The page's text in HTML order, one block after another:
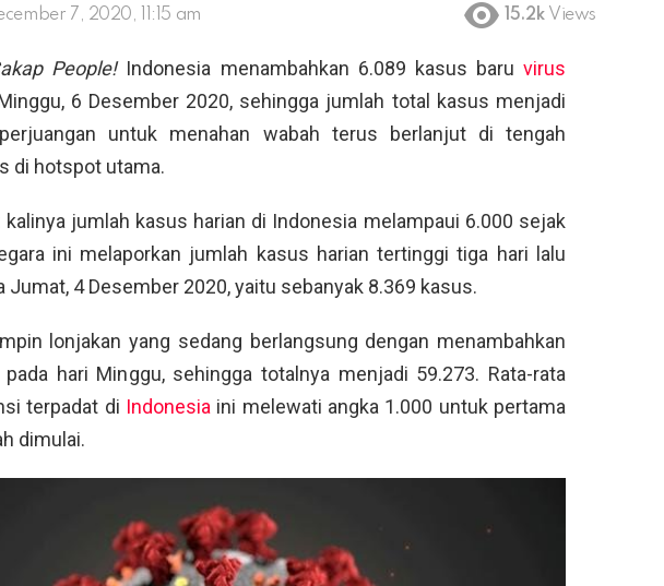
7, 2020, 11:15 am 15.2k Views
People!Indonesia menambahkan 6.089 kasus baruvirus
6 Desember 2020, sehingga jumlah total kasus menjadi
untuk menahan wabah terus berlanjut di tengah
di hotspot utama.
jumlah kasus harian di Indonesia melampaui 6.000 sejak
ini melaporkan jumlah kasus harian tertinggi tiga hari lalu
Jumat, 4 Desember 2020, yaitu sebanyak 8.369 kasus.
lonjakan yang sedang berlangsung dengan menambahkan
hari Minggu, sehingga totalnya menjadi 59.273. Rata-rata
terpadat di Indonesia ini melewati angka 1.000 untuk pertama
dimulai.